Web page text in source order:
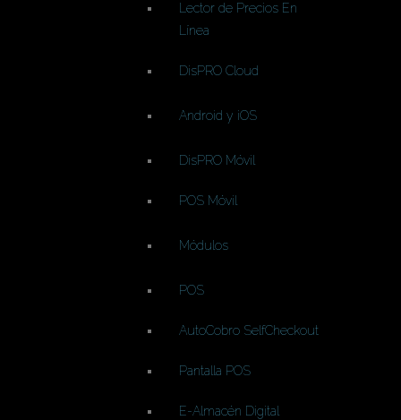
Lector de Precios En
Línea
DisPRO Cloud
Android y iOS
DisPRO Móvil
POS Móvil
Módulos
POS
AutoCobro SelfCheckout
Pantalla POS
E-Almacén Digital